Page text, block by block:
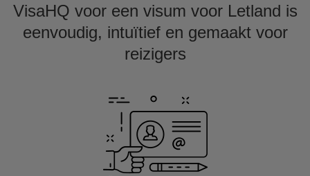
VisaHQ voor een visum voor Letland is
eenvoudig, intuïtief en gemaakt voor
reizigers